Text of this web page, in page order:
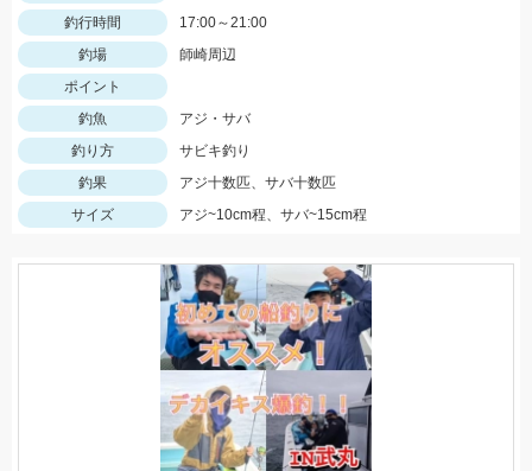
釣行時間
17:00～21:00
釣場
師崎周辺
ポイント
釣魚
アジ・サバ
釣り方
サビキ釣り
釣果
アジ十数匹、サバ十数匹
サイズ
アジ~10cm程、サバ~15cm程